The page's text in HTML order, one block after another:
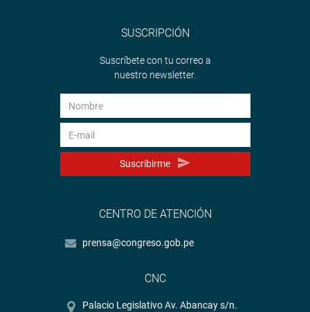
SUSCRIPCIÓN
Suscríbete con tu correo a
nuestro newsletter.
Suscribirme
CENTRO DE ATENCIÓN
prensa@congreso.gob.pe
CNC
Palacio Legislativo Av. Abancay s/n.